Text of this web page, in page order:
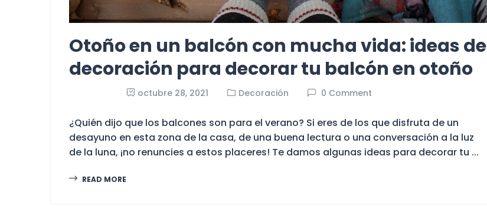
Otoño en un balcón con mucha vida: ideas de
decoración para decorar tu balcón en otoño
octubre 28, 2021 Decoración 0 Comment
¿Quién dijo que los balcones son para el verano? Si eres de los que disfruta de un
desayuno en esta zona de la casa, de una buena lectura o una conversación a la luz
de la luna, ¡no renuncies a estos placeres! Te damos algunas ideas para decorar tu ...
READ MORE